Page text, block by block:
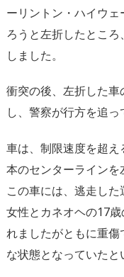
ーリントン・ハイウ
ろうと左折したとこ
しました。
衝突の後、左折した
し、警察が行方を追っ
車は、制限速度を超え
本のセンターラインを
この車には、逃走し
女性とカネオヘの17
れましたがともに重
な状態となっていたと